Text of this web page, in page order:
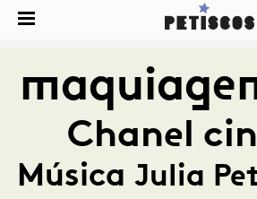
Chanel
Música Julia